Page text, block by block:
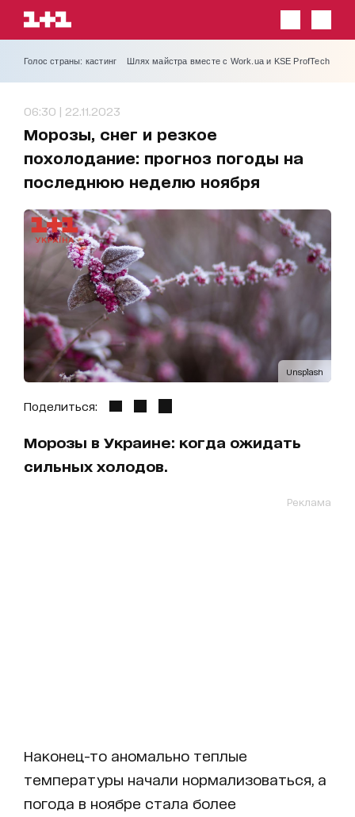
Голос страны: кастинг Шлях майстра вместе с Work.ua и KSE ProfTech
06:30 | 22.11.2023
Морозы, снег и резкое
похолодание: прогноз погоды на
последнюю неделю ноября
Unsplash
Поделиться:
Морозы в Украине: когда ожидать
сильных холодов.
Реклама
Наконец-то аномально теплые
температуры начали нормализоваться, а
погода в ноябре стала более